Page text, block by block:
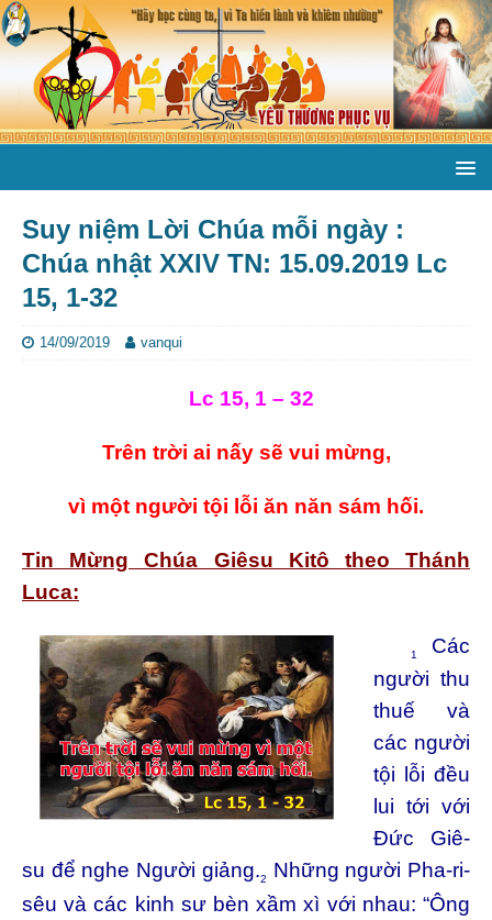
Suy niệm Lời Chúa mỗi ngày :
Chúa nhật XXIV TN: 15.09.2019 Lc
15, 1-32
14/09/2019 vanqui
Lc 15, 1 – 32
Trên trời ai nấy sẽ vui mừng,
vì một người tội lỗi ăn năn sám hối.
Tin Mừng Chúa Giêsu Kitô theo Thánh
Luca:
1
Các
người thu
thuế và
các người
tội lỗi đều
lui tới với
Đức Giê-
su để nghe Người giảng.2
Những người Pha-ri-
sêu và các kinh sư bèn xầm xì với nhau: “Ông